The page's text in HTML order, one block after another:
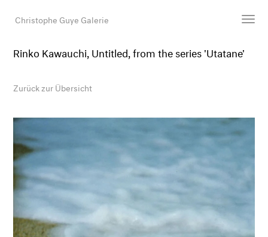
Christophe Guye Galerie
Newsroom
Shop
Galerie
Suche
E-Mail
Rinko Kawauchi, Untitled, from the series 'Utatane'
Zurück zur Übersicht